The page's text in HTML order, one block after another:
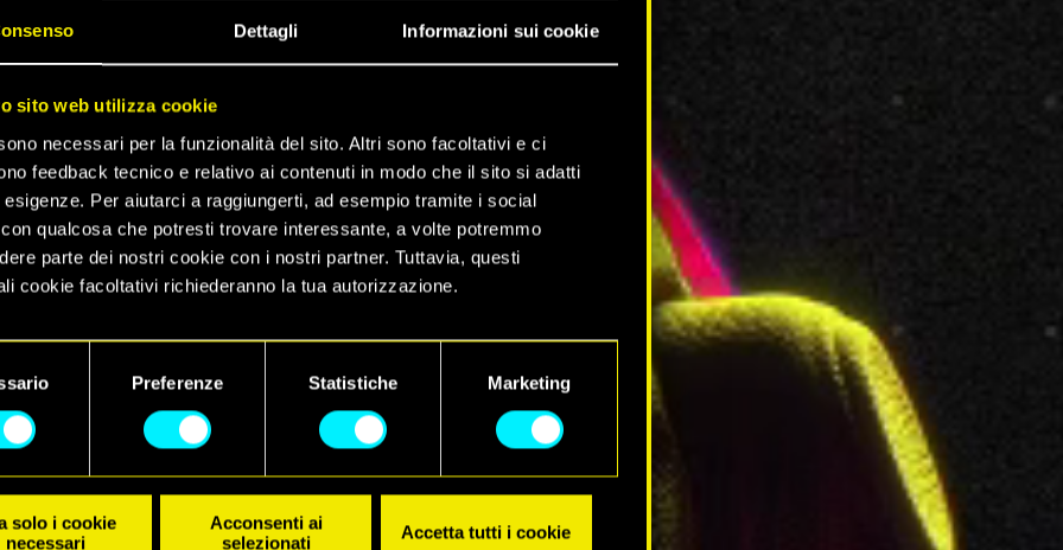
Dettagli Informazioni sui cookie
sito web utilizza cookie
necessari per la funzionalità del sito. Altri sono facoltativi e ci
feedback tecnico e relativo ai contenuti in modo che il sito si adatti
esigenze. Per aiutarci a raggiungerti, ad esempio tramite i social
qualcosa che potresti trovare interessante, a volte potremmo
parte dei nostri cookie con i nostri partner. Tuttavia, questi
cookie facoltativi richiederanno la tua autorizzazione.
su come utilizziamo i cookie e su come impostare le tue
Preferenze Statistiche Marketing
solo i cookie
necessari
Acconsenti ai
selezionati
Accetta tutti i cookie
DI
2077